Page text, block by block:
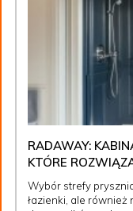
RADAWAY:
KTÓRE
Wybór strefy
łazienki, ale